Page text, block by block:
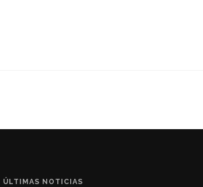
ÚLTIMAS NOTICIAS